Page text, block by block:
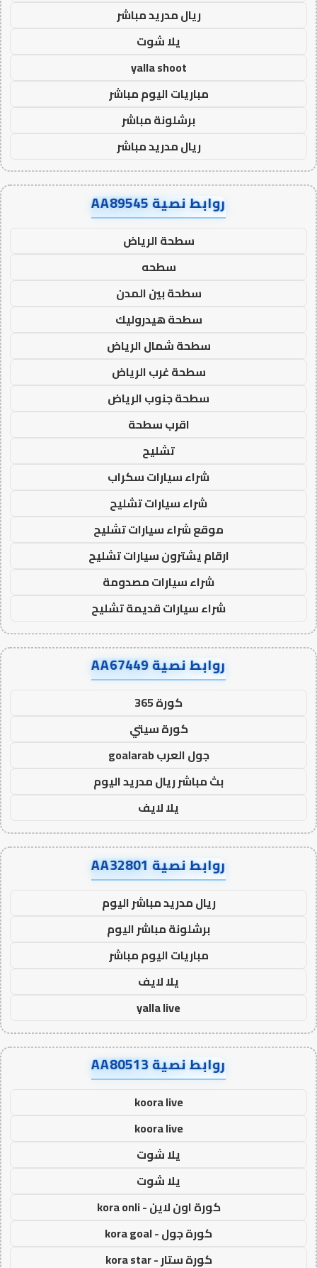
ريال مدريد مباشر
يلا شوت
yalla shoot
مباريات اليوم مباشر
برشلونة مباشر
ريال مدريد مباشر
روابط نصية AA89545
سطحة الرياض
سطحه
سطحة بين المدن
سطحة هيدروليك
سطحة شمال الرياض
سطحة غرب الرياض
سطحة جنوب الرياض
اقرب سطحة
تشليح
شراء سيارات سكراب
شراء سيارات تشليح
موقع شراء سيارات تشليح
ارقام يشترون سيارات تشليح
شراء سيارات مصدومة
شراء سيارات قديمة تشليح
روابط نصية AA67449
كورة 365
كورة سيتي
جول العرب goalarab
بث مباشر ريال مدريد اليوم
يلا لايف
روابط نصية AA32801
ريال مدريد مباشر اليوم
برشلونة مباشر اليوم
مباريات اليوم مباشر
يلا لايف
yalla live
روابط نصية AA80513
koora live
koora live
يلا شوت
يلا شوت
كورة اون لاين - kora onli
كورة جول - kora goal
كورة ستار - kora star